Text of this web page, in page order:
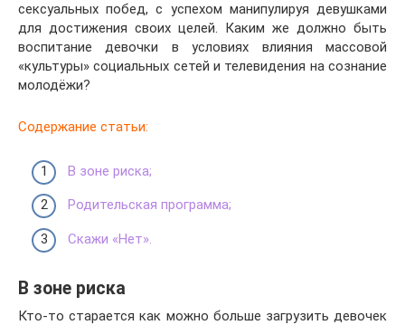
сексуальных побед, с успехом манипулируя девушками
для достижения своих целей. Каким же должно быть
воспитание девочки в условиях влияния массовой
«культуры» социальных сетей и телевидения на сознание
молодёжи?
Содержание статьи:
В зоне риска;
Родительская программа;
Скажи «Нет».
В зоне риска
Кто-то старается как можно больше загрузить девочек